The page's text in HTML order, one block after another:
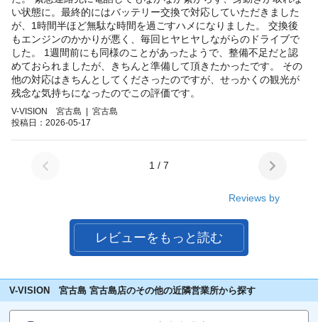
い状態に。最終的にはバッテリー交換で対応していただきました
が、1時間半ほど無駄な時間を過ごすハメになりました。 交換後
もエンジンのかかりが悪く、毎回ヒヤヒヤしながらのドライブで
した。 1週間前にも同様のことがあったようで、整備不足だと認
めておられましたが、きちんと準備して頂きたかったです。 その
他の対応はきちんとしてくださったのですが、せっかくの観光が
残念な気持ちになったのでこの評価です。
V-VISION 宮古島 | 宮古島
投稿日：2026-05-17
1 / 7
Reviews by
レビューをもっと読む
V-VISION 宮古島 宮古島店のその他の近隣営業所から探す